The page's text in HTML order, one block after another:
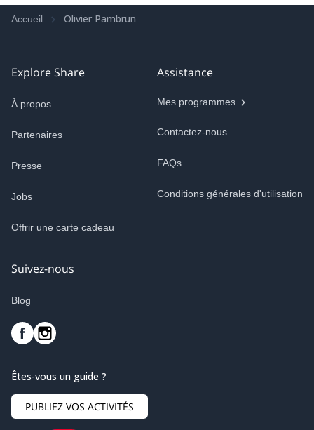
Accueil Olivier Pambrun
Explore Share
À propos
Partenaires
Presse
Jobs
Offrir une carte cadeau
Assistance
Mes programmes
Contactez-nous
FAQs
Conditions générales d'utilisation
Suivez-nous
Blog
Êtes-vous un guide ?
PUBLIEZ VOS ACTIVITÉS